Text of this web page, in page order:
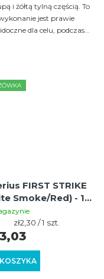
i żółtą tylną częścią. To
jest prawie
dla celu, podczas...
FIRST STRIKE
Smoke/Red) - 10
Cena
jednostkowa:
zł2,30 / 1 szt.